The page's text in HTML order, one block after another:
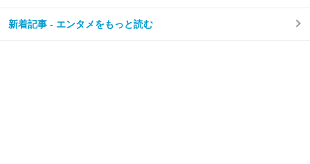
新着記事 - エンタメをもっと読む